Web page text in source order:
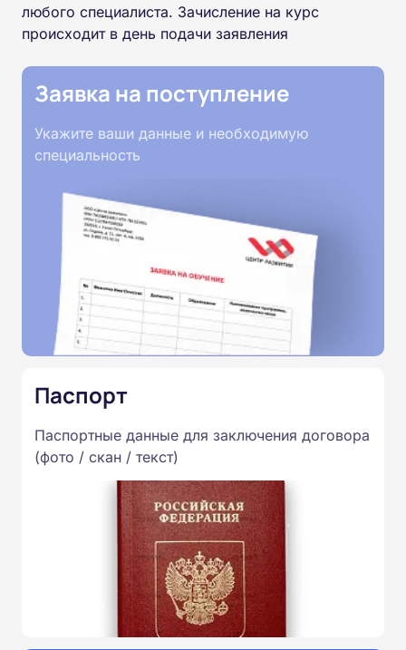
любого специалиста. Зачисление на курс
происходит в день подачи заявления
Заявка на поступление
Укажите ваши данные и необходимую
специальность
Паспорт
Паспортные данные для заключения договора
(фото / скан / текст)